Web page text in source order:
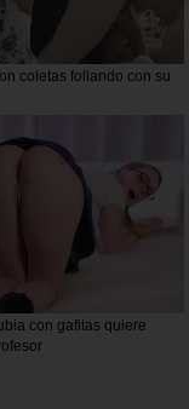
coletas follando con su
con gafitas quiere